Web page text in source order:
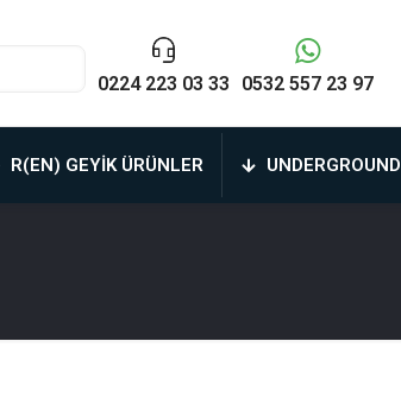
0224 223 03 33 0532 557 23 97
R(EN) GEYIK ÜRÜNLER UNDERGROUND